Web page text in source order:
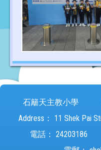
石籬天主教小學
Address：
11 Shek Pai
電話： 24203186